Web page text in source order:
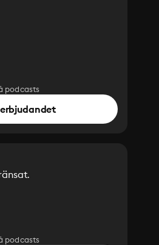
podcasts
podcasts